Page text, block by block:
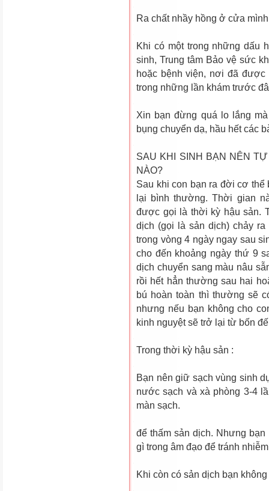
Ra chất nhầy hồng ở cửa
Khi có một trong những dấu
sinh, Trung tâm Bảo vệ sức
hoặc bệnh viện, nơi đã
trong những lần khám tr­ước
Xin bạn đừng quá lo lắng
bụng chuyển dạ, hầu hết các
SAU KHI SINH BẠN NÊN
NÀO?
Sau khi con bạn ra đời cơ thể
lại bình thường. Thời gian
được gọi là thời kỳ hậu sản.
dịch (gọi là sản dịch) chảy
trong vòng 4 ngày ngay sau
cho đến khoảng ngày thứ 9
dịch chuyển sang màu nâu
rồi hết hẳn thường sau hai
bú hoàn toàn thì thường sẽ
nhưng nếu bạn không cho
kinh nguyệt sẽ trở lại từ bốn
Trong thời kỳ hậu sản :
Bạn nên giữ sạch vùng sinh
nước sạch và xà phòng 3-4
màn sạch.
để thấm sản dịch. Nhưng
gì trong âm đạo để tránh
Khi còn có sản dịch bạn